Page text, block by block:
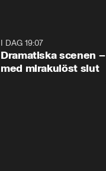
I DAG 19:07
Dramatiska scenen –
med mirakulöst slut